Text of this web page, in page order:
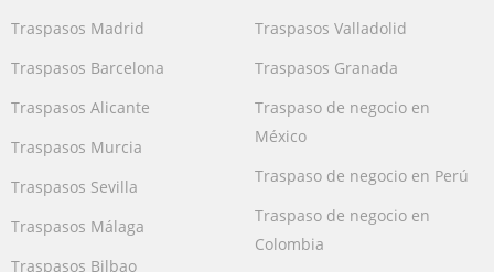
Traspasos Madrid
Traspasos Barcelona
Traspasos Alicante
Traspasos Murcia
Traspasos Sevilla
Traspasos Málaga
Traspasos Bilbao
Traspasos Valladolid
Traspasos Granada
Traspaso de negocio en
México
Traspaso de negocio en Perú
Traspaso de negocio en
Colombia